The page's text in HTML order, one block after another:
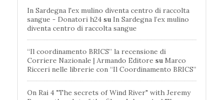
In Sardegna l'ex mulino diventa centro di raccolta
sangue - Donatori h24 su In Sardegna l’ex mulino
diventa centro di raccolta sangue
“Il coordinamento BRICS” la recensione di
Corriere Nazionale | Armando Editore su Marco
Ricceri nelle librerie con “Il Coordinamento BRICS”
On Rai 4 "The secrets of Wind River" with Jeremy